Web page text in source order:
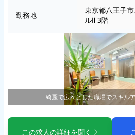
勤務地
東京都八王子
ルⅡ 3階
綺麗で広々とした職場でスキル
この求人の詳細を聞く